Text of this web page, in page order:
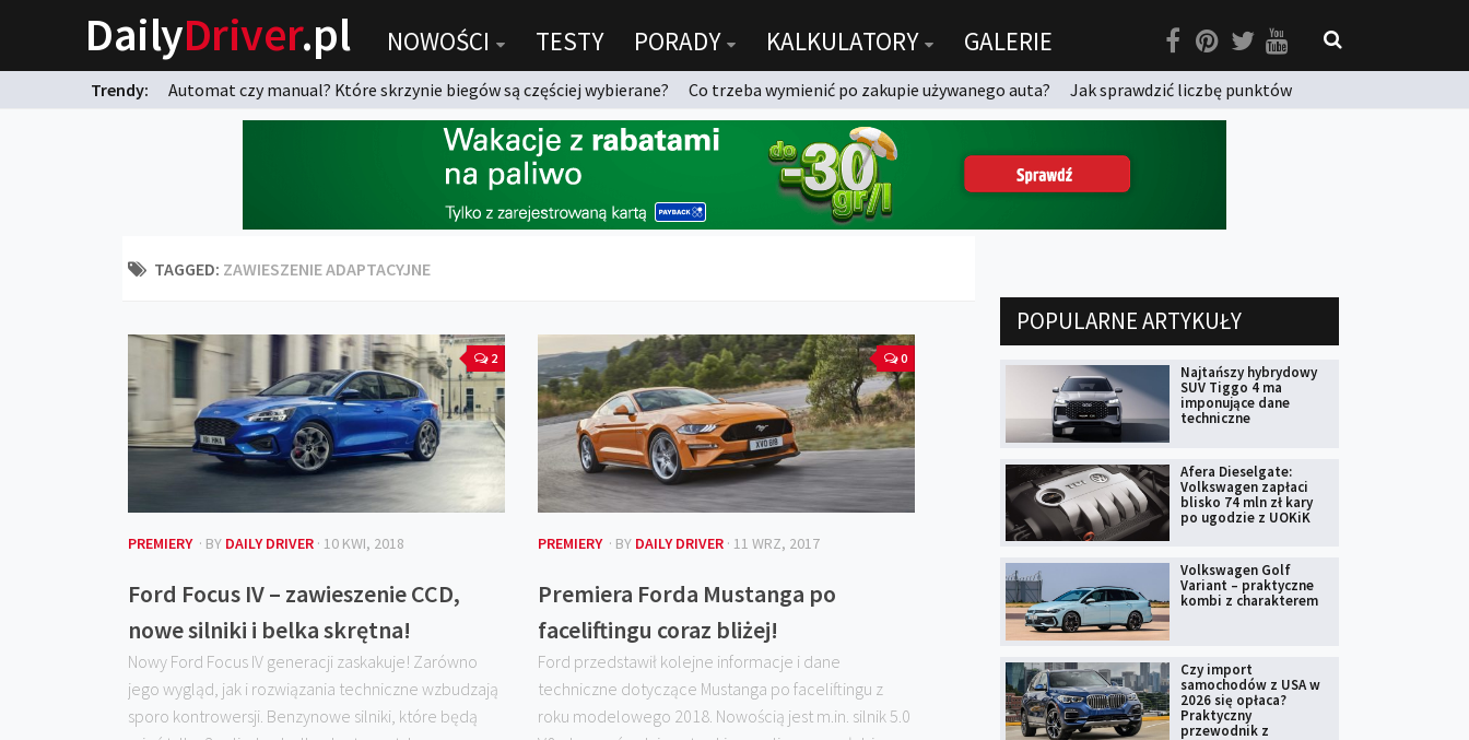
DailyDriver.pl NOWOŚCI TESTY PORADY KALKULATORY GALERIE
Trendy: Automat czy manual? Które skrzynie biegów są częściej wybierane? Co trzeba wymienić po zakupie używanego auta?
Jak sprawdzić liczbę punktów
TAGGED: ZAWIESZENIE ADAPTACYJNE
2
PREMIERY · BY DAILY DRIVER · 10 KWI, 2018
Ford Focus IV – zawieszenie CCD,
nowe silniki i belka skrętna!
Nowy Ford Focus IV generacji zaskakuje! Zarówno
jego wygląd, jak i rozwiązania techniczne wzbudzają
sporo kontrowersji. Benzynowe silniki, które będą
0
PREMIERY · BY DAILY DRIVER · 11 WRZ, 2017
Premiera Forda Mustanga po
faceliftingu coraz bliżej!
Ford przedstawił kolejne informacje i dane
techniczne dotyczące Mustanga po faceliftingu z
roku modelowego 2018. Nowością jest m.in. silnik 5.0
POPULARNE ARTYKUŁY
Najtańszy hybrydowy
SUV Tiggo 4 ma
imponujące dane
techniczne
Afera Dieselgate:
Volkswagen zapłaci
blisko 74 mln zł kary
po ugodzie z UOKiK
Volkswagen Golf
Variant – praktyczne
kombi z charakterem
Czy import
samochodów z USA w
2026 się opłaca?
Praktyczny
przewodnik z